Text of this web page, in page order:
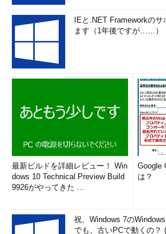
IEと.NET Frameworkの
ます（1年後ですが……）
最新ビルドを詳細レビュー！ Win
dows 10 Technical Preview Build
9926がやってきた ...
Google
は？
祝、Windows 7の
でも、古いPCで動くの？